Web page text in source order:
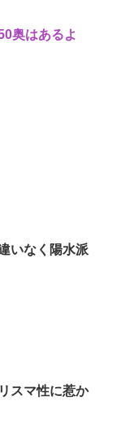
奥はあるよ
いなく陽水派
スマ性に惹か